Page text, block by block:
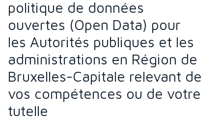
politique de données
ouvertes (Open Data) pour
les Autorités publiques et les
administrations en Région de
Bruxelles-Capitale relevant de
vos compétences ou de votre
tutelle